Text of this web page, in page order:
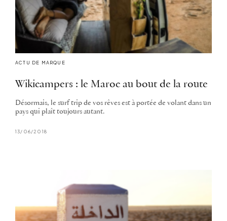
ACTU DE MARQUE
Wikicampers : le Maroc au bout de la route
Désormais, le surf trip de vos rêves est à portée de volant dans un
pays qui plaît toujours autant.
13/06/2018